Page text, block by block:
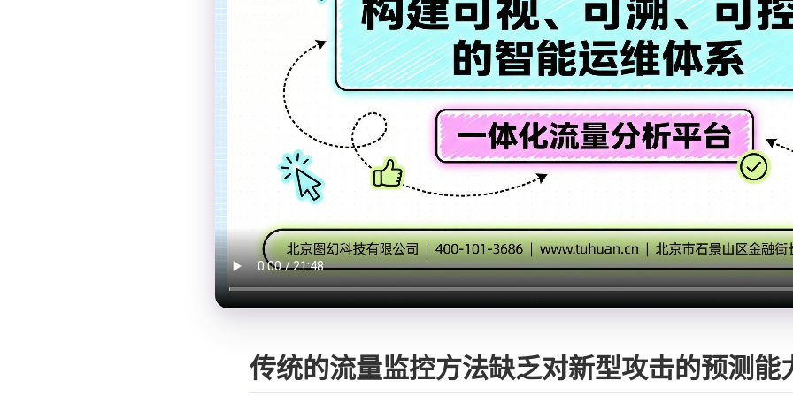
传统的流量监控方法缺乏对新型攻击的预测能